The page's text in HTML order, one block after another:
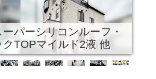
スダイナミックTOPマ
パラスケア